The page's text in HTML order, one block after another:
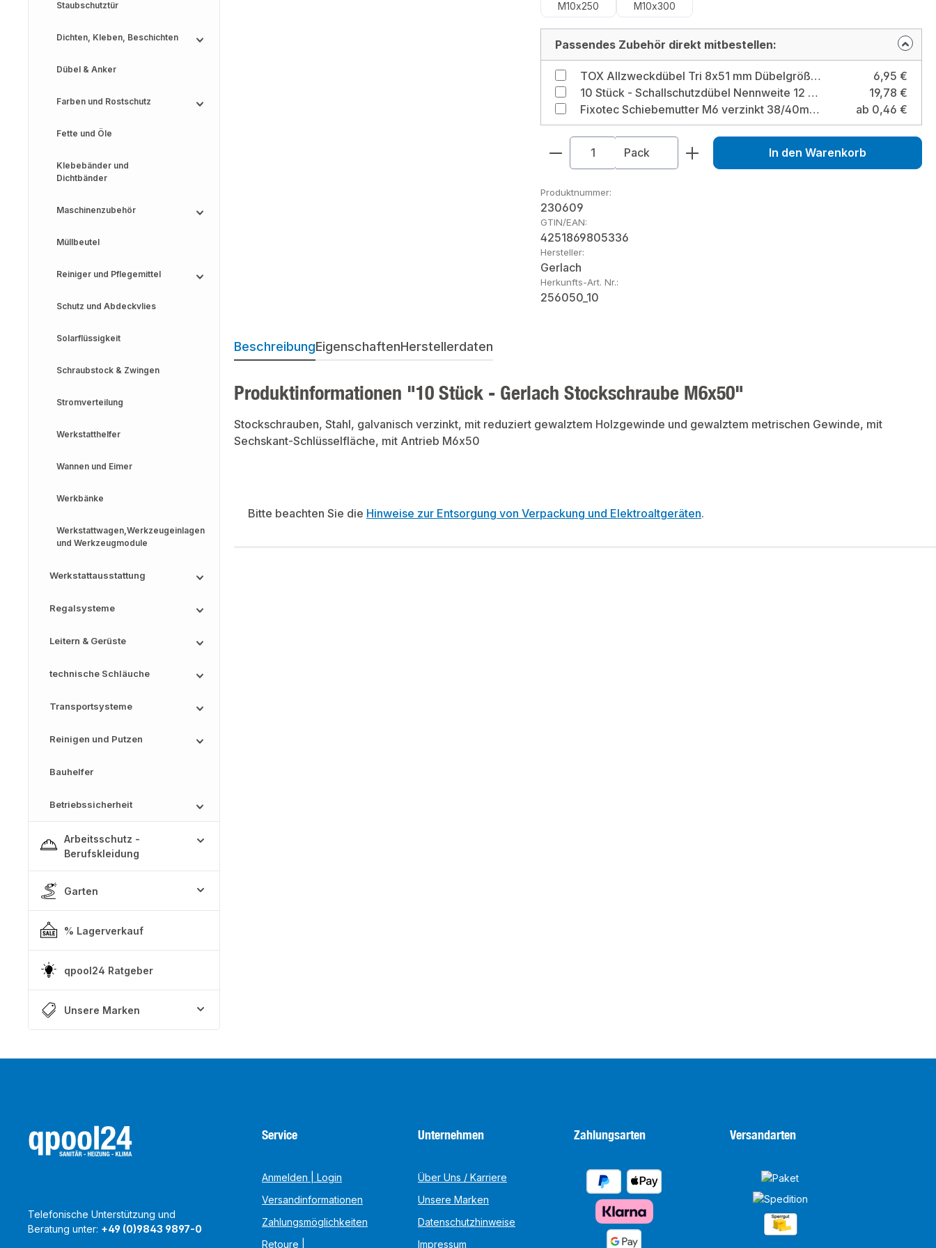
Staubschutztür
Dichten, Kleben, Beschichten
Dübel & Anker
Farben und Rostschutz
Fette und Öle
Klebebänder und
Dichtbänder
Maschinenzubehör
Müllbeutel
Reiniger und Pflegemittel
Schutz und Abdeckvlies
Solarflüssigkeit
Schraubstock & Zwingen
Stromverteilung
Werkstatthelfer
Wannen und Eimer
Werkbänke
Werkstattwagen,Werkzeugeinlagen
und Werkzeugmodule
Werkstattausstattung
Regalsysteme
Leitern & Gerüste
technische Schläuche
Transportsysteme
Reinigen und Putzen
Bauhelfer
Betriebssicherheit
Arbeitsschutz -
Berufskleidung
Garten
% Lagerverkauf
qpool24 Ratgeber
Unsere Marken
M10x250 M10x300
Passendes Zubehör direkt mitbestellen:
TOX Allzweckdübel Tri 8x51 mm Dübelgröße: 8x51 mm / Typ: Box
6,95 €
10 Stück - Schallschutzdübel Nennweite 12 mit Bund Bohrloch 12 x 50 mm Größe: 12 mm - mit Bund
19,78 €
Fixotec Schiebemutter M6 verzinkt 38/40mm - 10 Stück
ab 0,46 €
Produkt Anzahl: Gib den gewünschten Wert
Pack In den Warenkorb
Produktnummer:
230609
GTIN/EAN:
4251869805336
Hersteller:
Gerlach
Herkunfts-Art. Nr.:
256050_10
BeschreibungEigenschaftenHerstellerdaten
Produktinformationen "10 Stück - Gerlach Stockschraube M6x50"
Stockschrauben, Stahl, galvanisch verzinkt, mit reduziert gewalztem Holzgewinde und gewalztem metrischen Gewinde, mit
Sechskant-Schlüsselfläche, mit Antrieb M6x50
Bitte beachten Sie die Hinweise zur Entsorgung von Verpackung und Elektroaltgeräten.
Telefonische Unterstützung und
Beratung unter: +49 (0)9843 9897-0
Service
Anmelden | Login
Versandinformationen
Zahlungsmöglichkeiten
Retoure |
Unternehmen
Über Uns / Karriere
Unsere Marken
Datenschutzhinweise
Impressum
Zahlungsarten Versandarten